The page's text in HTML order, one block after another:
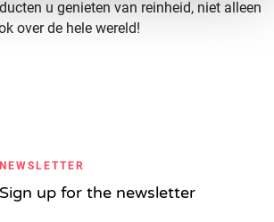
u genieten van reinheid, niet alleen
over de hele wereld!
NEWSLETTER
Sign up for the newsletter